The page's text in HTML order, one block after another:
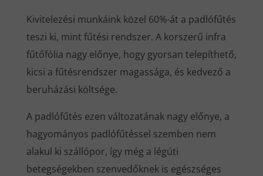
Kivitelezési munkáink közel 60%-át a padlófűtés
teszi ki, mint fűtési rendszer. A korszerű infra
fűtőfólia nagy előnye, hogy gyorsan telepíthető,
kicsi a fűtésrendszer magassága, és kedvező a
beruházási költsége.
A padlófűtés ezen változatának nagy előnye, a
hagyományos padlófűtéssel szemben nem
alakul ki szállópor, így még a légúti
betegségekben szenvedőknek is egészséges